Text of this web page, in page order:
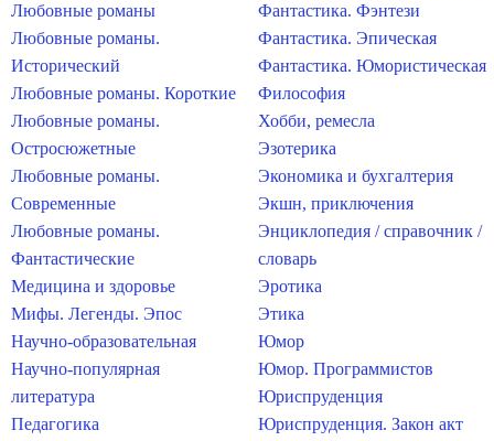
Любовные романы
Любовные романы.
Исторический
Любовные романы. Короткие
Любовные романы.
Остросюжетные
Любовные романы.
Современные
Любовные романы.
Фантастические
Медицина и здоровье
Мифы. Легенды. Эпос
Научно-образовательная
Научно-популярная
литература
Педагогика
Фантастика. Фэнтези
Фантастика. Эпическая
Фантастика. Юмористическая
Философия
Хобби, ремесла
Эзотерика
Экономика и бухгалтерия
Экшн, приключения
Энциклопедия / справочник /
словарь
Эротика
Этика
Юмор
Юмор. Программистов
Юриспруденция
Юриспруденция. Закон акт